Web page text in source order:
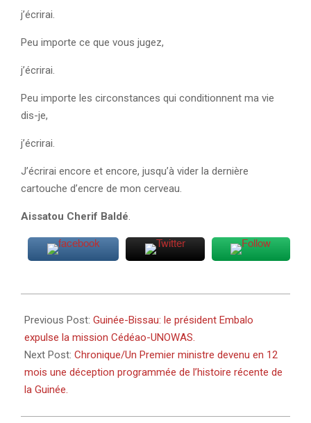
j’écrirai.
Peu importe ce que vous jugez,
j’écrirai.
Peu importe les circonstances qui conditionnent ma vie
dis-je,
j’écrirai.
J’écrirai encore et encore, jusqu’à vider la dernière
cartouche d’encre de mon cerveau.
Aissatou Cherif Baldé.
03-
05
Previous Post: Guinée-Bissau: le président Embalo
expulse la mission Cédéao-UNOWAS.
Next Post: Chronique/Un Premier ministre devenu en 12
mois une déception programmée de l’histoire récente de
la Guinée.